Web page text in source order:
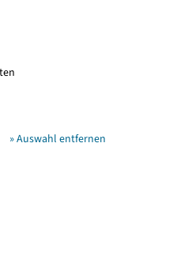
» Auswahl entfernen